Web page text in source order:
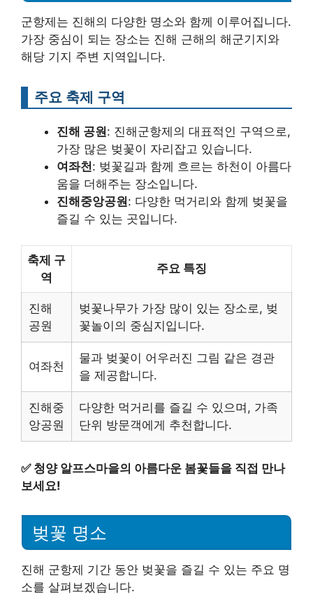
군항제는 진해의 다양한 명소와 함께 이루어집니다.
가장 중심이 되는 장소는 진해 근해의 해군기지와
해당 기지 주변 지역입니다.
주요 축제 구역
진해 공원: 진해군항제의 대표적인 구역으로,
가장 많은 벚꽃이 자리잡고 있습니다.
여좌천: 벚꽃길과 함께 흐르는 하천이 아름다
움을 더해주는 장소입니다.
진해중앙공원: 다양한 먹거리와 함께 벚꽃을
즐길 수 있는 곳입니다.
축제 구
역
주요 특징
진해
공원
벚꽃나무가 가장 많이 있는 장소로, 벚
꽃놀이의 중심지입니다.
여좌천
물과 벚꽃이 어우러진 그림 같은 경관
을 제공합니다.
진해중
앙공원
다양한 먹거리를 즐길 수 있으며, 가족
단위 방문객에게 추천합니다.
✅ 청양 알프스마을의 아름다운 봄꽃들을 직접 만나
보세요!
벚꽃 명소
진해 군항제 기간 동안 벚꽃을 즐길 수 있는 주요 명
소를 살펴보겠습니다.